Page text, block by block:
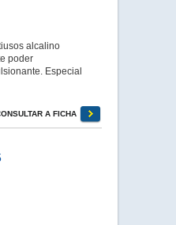
alcalino
poder
Especial
A FICHA